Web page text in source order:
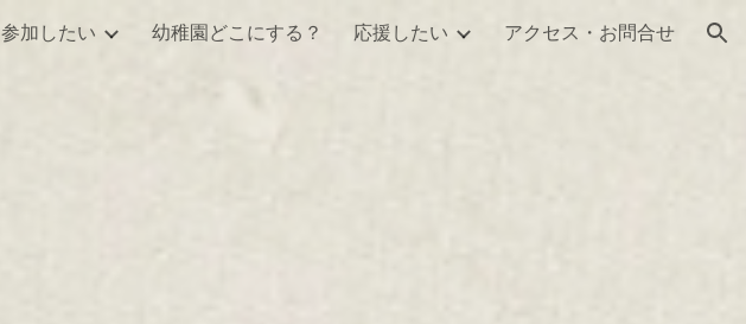
Skip to navigation
参加したい 幼稚園どこにする？ 応援したい アクセス・お問合せ